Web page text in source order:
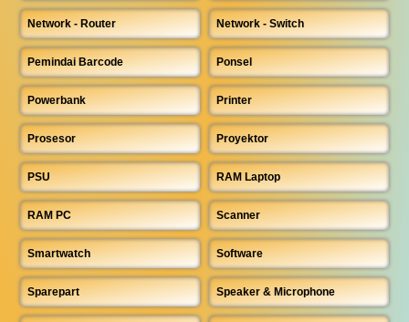
Network - Router Network - Switch
Pemindai Barcode Ponsel
Powerbank Printer
Prosesor Proyektor
PSU RAM Laptop
RAM PC Scanner
Smartwatch Software
Sparepart Speaker & Microphone